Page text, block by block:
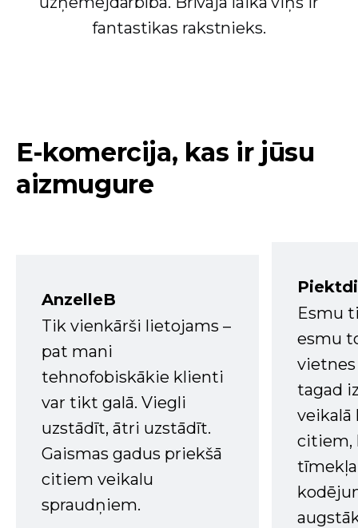
fantastikas rakstnieks.
E-komercija, kas ir jūsu
aizmugure
AnzelleB
Tik vienkārši lietojams –
pat mani
tehnofobiskākie klienti
var tikt galā. Viegli
uzstādīt, ātri uzstādīt.
Gaismas gadus priekšā
citiem veikalu
spraudņiem.
Esmu
esmu
tagad
veikalā
citiem,
tīmekļa